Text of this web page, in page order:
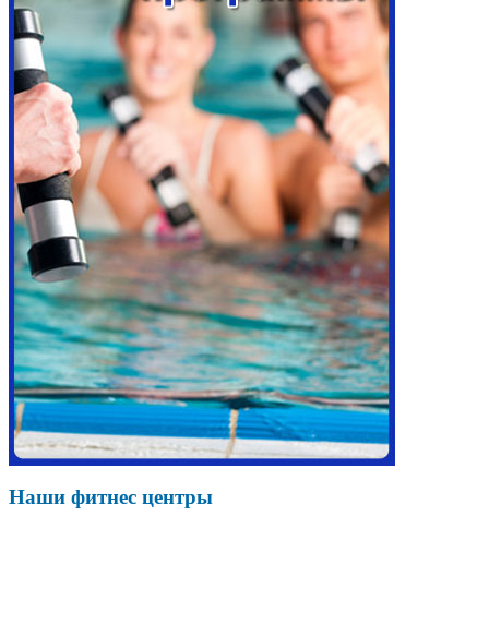
Наши фитнес центры